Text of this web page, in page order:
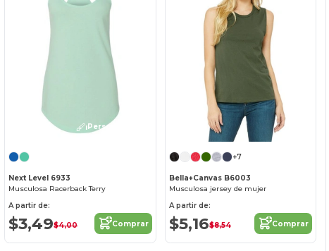
¡Personalízalo!
Next Level 6933
Musculosa Racerback Terry
A partir de:
$3,49$4,00 Comprar
+7
Bella+Canvas B6003
Musculosa jersey de mujer
A partir de:
$5,16$8,54 Comprar